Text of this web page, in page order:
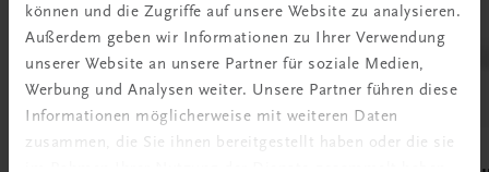
können und die Zugriffe auf unsere Website zu analysieren.
Außerdem geben wir Informationen zu Ihrer Verwendung
unserer Website an unsere Partner für soziale Medien,
Werbung und Analysen weiter. Unsere Partner führen diese
Informationen möglicherweise mit weiteren Daten
zusammen, die Sie ihnen bereitgestellt haben oder die sie
Bildung Bildung